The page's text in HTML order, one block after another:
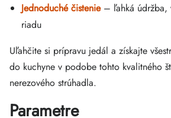
Jednoduché čistenie– ľahká údržba,
riadu
Uľahčite si prípravu jedál a získajte
do kuchyne v podobe tohto kvalitného
nerezového strúhadla.
Parametre